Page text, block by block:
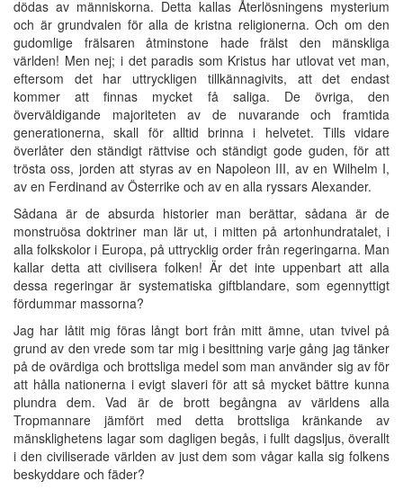
dödas av människorna. Detta kallas Återlösningens mysterium
och är grundvalen för alla de kristna religionerna. Och om den
gudomlige frälsaren åtminstone hade frälst den mänskliga
världen! Men nej; i det paradis som Kristus har utlovat vet man,
eftersom det har uttryckligen tillkännagivits, att det endast
kommer att finnas mycket få saliga. De övriga, den
överväldigande majoriteten av de nuvarande och framtida
generationerna, skall för alltid brinna i helvetet. Tills vidare
överlåter den ständigt rättvise och ständigt gode guden, för att
trösta oss, jorden att styras av en Napoleon III, av en Wilhelm I,
av en Ferdinand av Österrike och av en alla ryssars Alexander.
Sådana är de absurda historier man berättar, sådana är de
monstruösa doktriner man lär ut, i mitten på artonhundratalet, i
alla folkskolor i Europa, på uttrycklig order från regeringarna. Man
kallar detta att civilisera folken! Är det inte uppenbart att alla
dessa regeringar är systematiska giftblandare, som egennyttigt
fördummar massorna?
Jag har låtit mig föras långt bort från mitt ämne, utan tvivel på
grund av den vrede som tar mig i besittning varje gång jag tänker
på de ovärdiga och brottsliga medel som man använder sig av för
att hålla nationerna i evigt slaveri för att så mycket bättre kunna
plundra dem. Vad är de brott begångna av världens alla
Tropmannare jämfört med detta brottsliga kränkande av
mänsklighetens lagar som dagligen begås, i fullt dagsljus, överallt
i den civiliserade världen av just dem som vågar kalla sig folkens
beskyddare och fäder?